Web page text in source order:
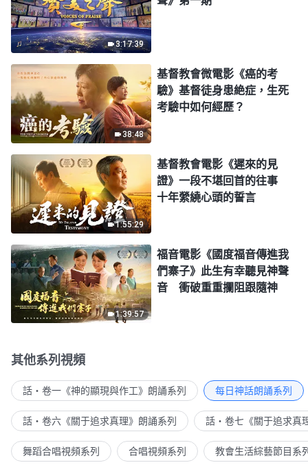
3:17:39
38:48
基督教會微電影《癌的考
驗》基督徒身患絶症，生死
考驗中如何經歷？
1:55:29
基督教會電影《遲來的見
證》一段不堪回首的往事
十年縈繞心頭的誓言
1:39:57
福音電影《國度福音傳進我
們寨子》此生有幸聽見神聲
音 衝破重重攔阻跟隨神
其他系列視頻
話・卷一《神的顯現與作工》朗誦系列 每日神話朗誦系列
話・卷六《關于追求真理》朗誦系列 話・卷七《關于追求真
舞蹈合唱視頻系列 合唱視頻系列 教會生活綜藝節目系